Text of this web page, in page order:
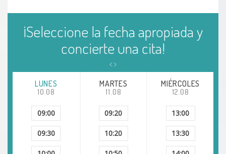
¡Seleccione la fecha apropiada y
concierte una cita!
LUNES
10.08
09:00
09:30
MARTES
11.08
09:20
10:20
MIÉRCOLES
12.08
13:00
13:30